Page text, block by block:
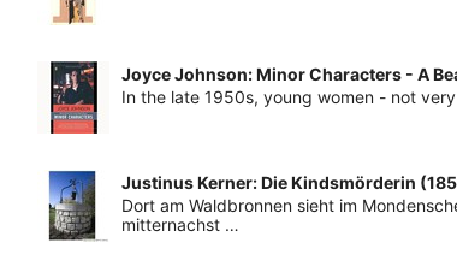
Joyce Johnson: Minor Characters - A
In the late 1950s, young women - not
Justinus Kerner: Die Kindsmörderin
Dort am Waldbronnen sieht im
mitternachst …